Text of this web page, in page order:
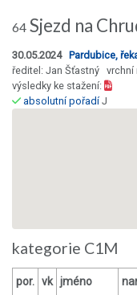
64 Sjezd na
30.05.2024 Pardubice,
ředitel: Jan Šťastný
výsledky ke stažení:
absolutní pořadíJ
kategorie C1M
por. vk jméno